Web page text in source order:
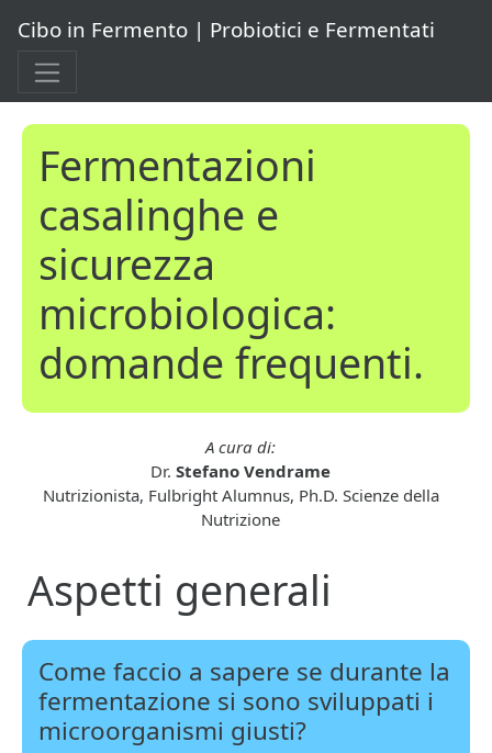
Cibo in Fermento | Probiotici e Fermentati
Fermentazioni
casalinghe e
sicurezza
microbiologica:
domande frequenti.
A cura di:
Dr. Stefano Vendrame
Nutrizionista, Fulbright Alumnus, Ph.D. Scienze della
Nutrizione
Aspetti generali
Come faccio a sapere se durante la
fermentazione si sono sviluppati i
microorganismi giusti?